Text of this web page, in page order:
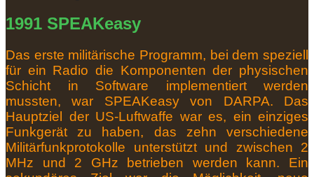
1991 SPEAKeasy
Das erste militärische Programm, bei dem speziell
für ein Radio die Komponenten der physischen
Schicht in Software implementiert werden
mussten, war SPEAKeasy von DARPA. Das
Hauptziel der US-Luftwaffe war es, ein einziges
Funkgerät zu haben, das zehn verschiedene
Militärfunkprotokolle unterstützt und zwischen 2
MHz und 2 GHz betrieben werden kann. Ein